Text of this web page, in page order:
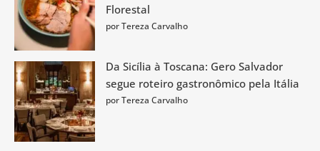
Florestal
por Tereza Carvalho
Da Sicília à Toscana: Gero Salvador
segue roteiro gastronômico pela Itália
por Tereza Carvalho